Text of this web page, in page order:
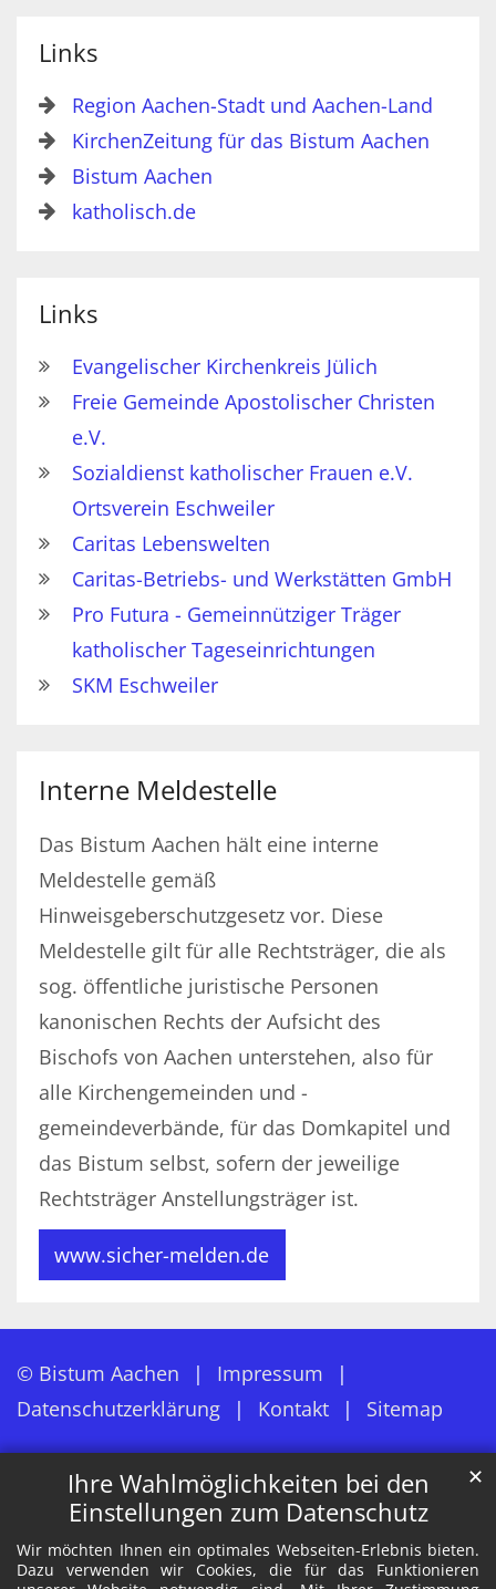
Ihre Wahlmöglichkeiten bei den
Einstellungen zum Datenschutz
Wir möchten Ihnen ein optimales Webseiten-Erlebnis bieten.
Dazu verwenden wir Cookies, die für das Funktionieren
✕
Links
Region Aachen-Stadt und Aachen-Land
KirchenZeitung für das Bistum Aachen
Bistum Aachen
katholisch.de
Links
Evangelischer Kirchenkreis Jülich
Freie Gemeinde Apostolischer Christen
e.V.
Sozialdienst katholischer Frauen e.V.
Ortsverein Eschweiler
Caritas Lebenswelten
Caritas-Betriebs- und Werkstätten GmbH
Pro Futura - Gemeinnütziger Träger
katholischer Tageseinrichtungen
SKM Eschweiler
Interne Meldestelle
Das Bistum Aachen hält eine interne
Meldestelle gemäß
Hinweisgeberschutzgesetz vor. Diese
Meldestelle gilt für alle Rechtsträger, die als
sog. öffentliche juristische Personen
kanonischen Rechts der Aufsicht des
Bischofs von Aachen unterstehen, also für
alle Kirchengemeinden und -
gemeindeverbände, für das Domkapitel und
das Bistum selbst, sofern der jeweilige
Rechtsträger Anstellungsträger ist.
www.sicher-melden.de
© Bistum Aachen
Impressum
Datenschutzerklärung
Kontakt Sitemap